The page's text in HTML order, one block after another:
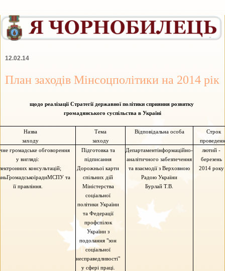
12.02.14
План заходів Мінсоцполітики на 2014 рік
щодо реалізації Стратегії державної політики сприяння розвитку
громадянського суспільства в Україні
Назва
заходу
Тема
заходу
Відповідальна особа
Строк
громадське обговорення
у вигляді:
консультацій;
ГромадськоїрадиМСПУ та
її правління.
Підготовка та
підписання
Дорожньої карти
спільних дій
Міністерства
соціальної
політики України
та Федерації
профспілок
України з
подолання "зон
соціальної
несправедливості"
у сфері праці.
Департаментінформаційно-
аналітичного забезпечення
та взаємодії з Верховною
Радою України
Бурлай Т.В.
лютий -
березень
2014 року